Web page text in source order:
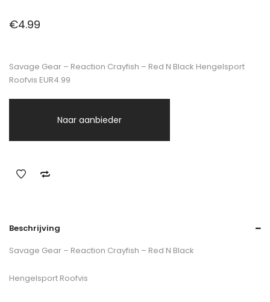
€4.99
Savage Gear – Reaction Crayfish – Red N Black Hengelsport
Roofvis EUR4.99
Naar aanbieder
Beschrijving
Savage Gear – Reaction Crayfish – Red N Black
Hengelsport Roofvis